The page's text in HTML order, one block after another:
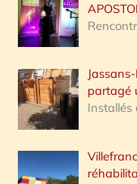
partagé
Installés